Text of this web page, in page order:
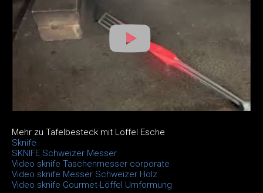
Mehr zu Tafelbesteck mit Löffel Esche
Sknife
SKNIFE Schweizer Messer
Video sknife Taschenmesser corporate
Video sknife Messer Schweizer Holz
Video sknife Gourmet-Löffel Umformung